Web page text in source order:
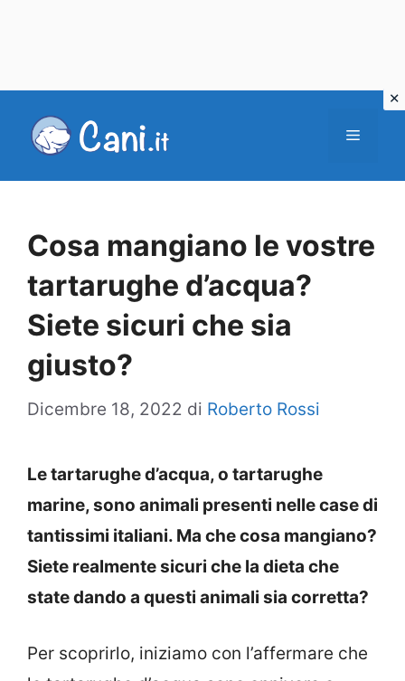
Menu
Cosa mangiano le vostre
tartarughe d’acqua?
Siete sicuri che sia
giusto?
Dicembre 18, 2022 di Roberto Rossi
Le tartarughe d’acqua, o tartarughe
marine, sono animali presenti nelle case di
tantissimi italiani. Ma che cosa mangiano?
Siete realmente sicuri che la dieta che
state dando a questi animali sia corretta?
Per scoprirlo, iniziamo con l’affermare che